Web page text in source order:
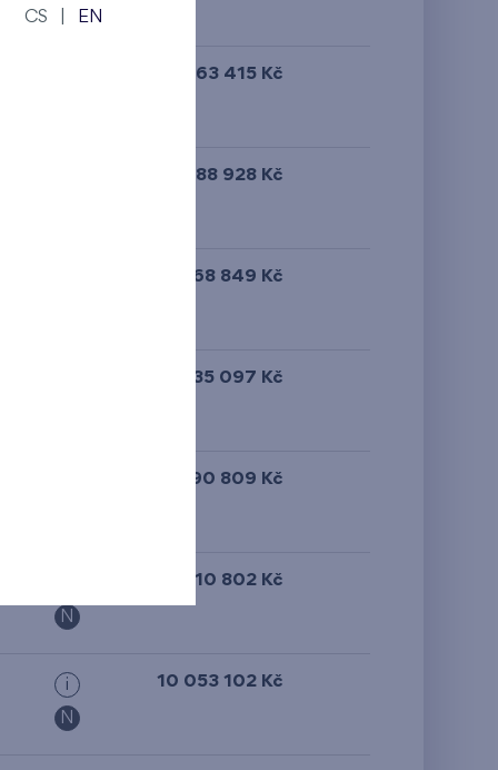
N
15 363 415 Kč
14 888 928 Kč
15 468 849 Kč
15 335 097 Kč
15 490 809 Kč
N
9 610 802 Kč
i
N
10 053 102 Kč
CS EN